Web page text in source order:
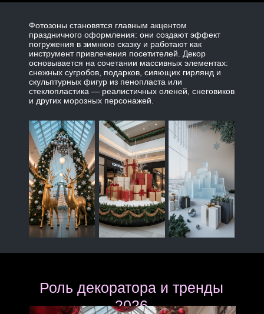
Фотозоны становятся главным акцентом
праздничного оформления: они создают эффект
погружения в зимнюю сказку и работают как
инструмент привлечения посетителей. Декор
основывается на сочетании массивных элементах:
снежных сугробов, подарков, сияющих гирлянд и
скульптурных фигур из пенопласта или
стеклопластика — реалистичных оленей, снеговиков
и других морозных персонажей.
Роль декоратора и тренды
2026